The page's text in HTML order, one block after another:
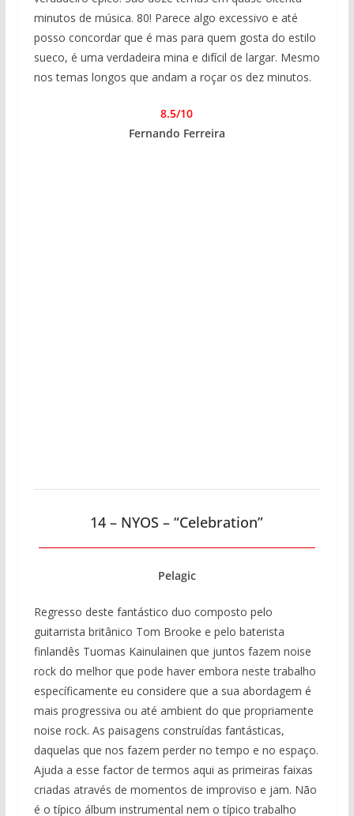
minutos de música. 80! Parece algo excessivo e até
posso concordar que é mas para quem gosta do estilo
sueco, é uma verdadeira mina e difícil de largar. Mesmo
nos temas longos que andam a roçar os dez minutos.
8.5/10
Fernando Ferreira
14 – NYOS – “Celebration”
Pelagic
Regresso deste fantástico duo composto pelo
guitarrista britânico Tom Brooke e pelo baterista
finlandês Tuomas Kainulainen que juntos fazem noise
rock do melhor que pode haver embora neste trabalho
específicamente eu considere que a sua abordagem é
mais progressiva ou até ambient do que propriamente
noise rock. As paisagens construídas fantásticas,
daquelas que nos fazem perder no tempo e no espaço.
Ajuda a esse factor de termos aqui as primeiras faixas
criadas através de momentos de improviso e jam. Não
é o típico álbum instrumental nem o típico trabalho